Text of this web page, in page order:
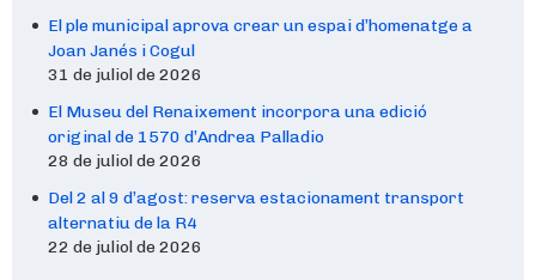
El ple municipal aprova crear un espai d’homenatge a
Joan Janés i Cogul
31 de juliol de 2026
El Museu del Renaixement incorpora una edició
original de 1570 d’Andrea Palladio
28 de juliol de 2026
Del 2 al 9 d’agost: reserva estacionament transport
alternatiu de la R4
22 de juliol de 2026